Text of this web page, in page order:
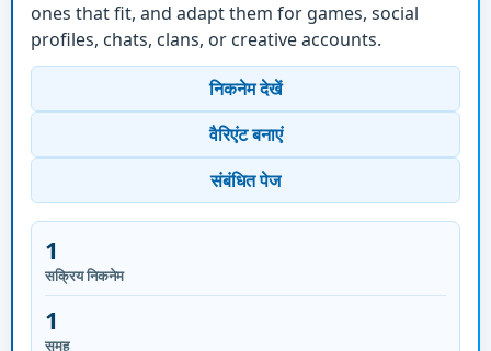
ones that fit, and adapt them for games, social
profiles, chats, clans, or creative accounts.
निकनेम देखें
वैरिएंट बनाएं
संबंधित पेज
1
सक्रिय निकनेम
1
समूह